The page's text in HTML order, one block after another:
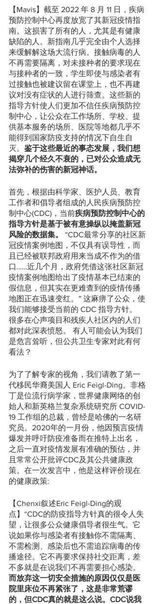
【Mavis】截至 2022 年 8 月 11 日，疾病
预防控制中心再度放宽了其新冠疫情指
南。这损害了所有的人，尤其是有健康
缺陷的人。新指南几乎完全由个人选择
来缓解解这场大流行病。接触病毒的人
不再需要隔离，对未接种者的要求现在
与接种者的一致，学生即使与感染者有
过接触也被建议留在课堂上，也不再建
议对没有症状的人进行筛查。这些新的
指导方针使人们更加不信任疾病预防控
制中心，让公众在工作场所、学校、提
供基本服务的场所、医院等地都几乎不
能得到国家防疫支持的情况下自生自
灭。 鉴于这些最近的事态发展，我们想
揭穿几个经久不衰的，已对公众造成无
法弥补的伤害的新冠神话。
首先，根据由科学家、医护人员、教育
工作者和倡导者组成的人民疾病预防控
制中心(CDC)，当前疾病预防控制中心的
指导方针是基于被有意操纵以掩盖新冠
风险的数据集。
“CDC最常分享的社区新
冠疫情案例地图，不仅具有误导性，而
且已经被联邦政府用来当成不作为的借
口……近几个月，政府凭借这张社区新冠
疫情案例地图给出了疫情基本已结束的
假信息，但其实在更难查到的疫情传播
地图正在迅速变红。” 这麻痹了公众，使
我们能够接受当前的 CDC 指导方针。
很多在心声项目和残疾人社区内的人们
都对此深表愤怒。 有人可能会认为我们
是危言耸听，但公共卫生专家对此有何
看法？
为了了解专家的视角，我们请教了第一
代移民华裔美国人 Eric Feigl-Ding。非格
丁是位流行病学家，世界健康网络的创
始人和新英格兰复杂系统研究所 COVID-
19 工作组的总裁，曾经是哈佛的一名研
究员。2020年的一月份，他因预言疫情
爆发并呼吁防疫准备而在推特上出名，
之后一直对疫情发展有准确的预估，并
且常常公开批评CDC及其公共健康政
策。在一次发言中，他是这样评价现在
的健康政策:
【Chenxi叙述Eric Feigl-Ding的观
点】“CDC的防疫指导方针真的很令人失
望，让很多公众健康倡导者很生气。它
说如果你与感染者有接触你不需隔离、
不需检测、感染后也不需追踪病毒的传
播途径。它不再要求保持社交距离，差
不多就是在说我们不再需要担心感染。
而放弃这一切安全措施的原因仅仅是医
院里床位不再紧张了，这是非常荒谬
的，但CDC真的就是这么说。CDC说我